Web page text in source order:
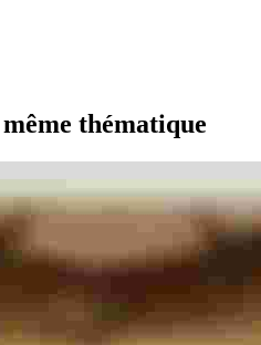
thématique